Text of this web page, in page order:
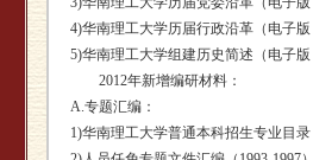
4)华南理工大学历届行政沿革（电子版
5)华南理工大学组建历史简述（电子版
2012年新增编研材料：
A.专题汇编：
1)华南理工大学普通本科招生专业目